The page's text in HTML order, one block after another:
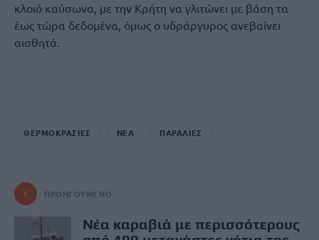
κλοιό καύσωνα, με την Κρήτη να γλιτώνει με βάση τα
έως τώρα δεδομένα, όμως ο υδράργυρος ανεβαίνει
αισθητά.
ΘΕΡΜΟΚΡΑΣΙΕΣ ΝΕΑ ΠΑΡΑΛΙΕΣ
ΠΡΟΗΓΟΎΜΕΝΟ
Νέα καραβιά με περισσότερους